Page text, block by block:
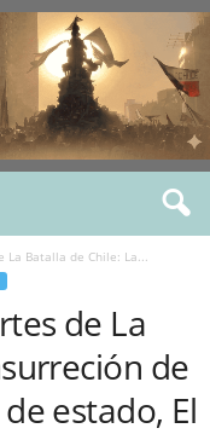
La Batalla de Chile: La...
de La
de
estado, El